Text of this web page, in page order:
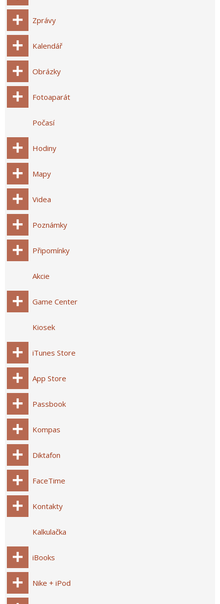
Zprávy
Kalendář
Obrázky
Fotoaparát
Počasí
Hodiny
Mapy
Videa
Poznámky
Připomínky
Akcie
Game Center
Kiosek
iTunes Store
App Store
Passbook
Kompas
Diktafon
FaceTime
Kontakty
Kalkulačka
iBooks
Nike + iPod